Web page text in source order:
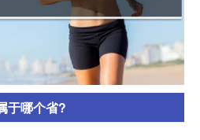
于哪个省?